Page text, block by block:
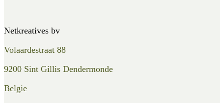
Netkreatives bv
Volaardestraat 88
9200 Sint Gillis Dendermonde
Belgie